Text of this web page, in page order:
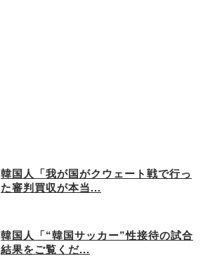
韓国人「我が国がクウェート戦で行っ
た審判買収が本当...
韓国人「“韓国サッカー”性接待の試合
結果をご覧くだ...